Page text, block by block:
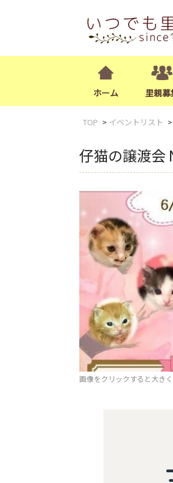
ホーム 里親募
TOP イベントリスト
仔猫の譲渡会
画像をクリックすると大き